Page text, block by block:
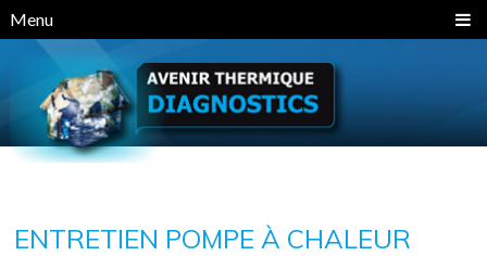
Menu
ENTRETIEN POMPE À CHALEUR
Panneau de gestion des cookies